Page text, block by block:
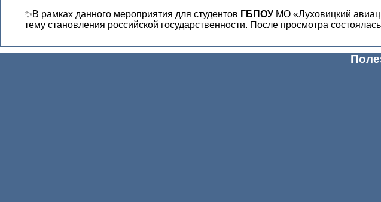
✨В рамках данного мероприятия для студентов ГБПОУ МО «Луховицкий
тему становления российской государственности. После просмотра